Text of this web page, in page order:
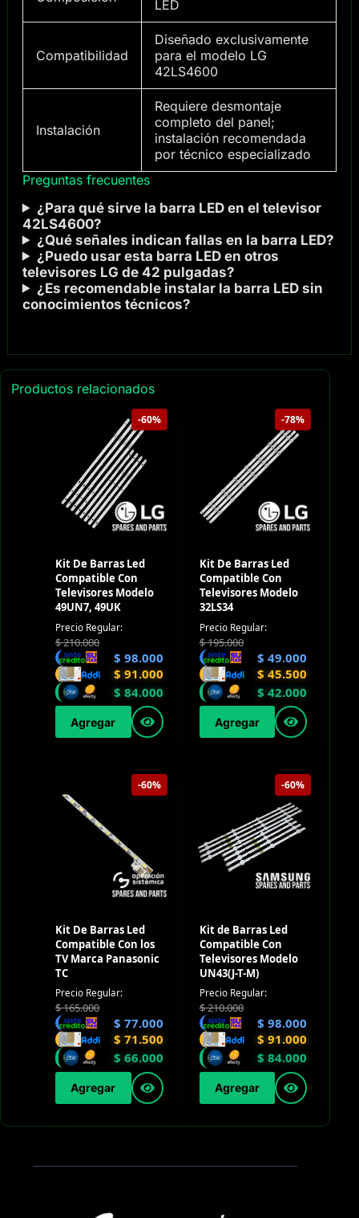
LED
Compatibilidad
Diseñado exclusivamente
para el modelo LG
42LS4600
Instalación
Requiere desmontaje
completo del panel;
instalación recomendada
por técnico especializado
Preguntas frecuentes
¿Para qué sirve la barra LED en el televisor
42LS4600?
¿Qué señales indican fallas en la barra LED?
¿Puedo usar esta barra LED en otros
televisores LG de 42 pulgadas?
¿Es recomendable instalar la barra LED sin
conocimientos técnicos?
Productos relacionados
-60%
Kit De Barras Led
Compatible Con
Televisores Modelo
49UN7, 49UK
Precio Regular:
$210.000
$ 98.000
$ 91.000
$ 84.000
Agregar
-78%
Kit De Barras Led
Compatible Con
Televisores Modelo
32LS34
Precio Regular:
$195.000
$ 49.000
$ 45.500
$ 42.000
Agregar
-60%
Kit De Barras Led
Compatible Con los
TV Marca Panasonic
TC
Precio Regular:
$165.000
$ 77.000
$ 71.500
$ 66.000
Agregar
-60%
Kit de Barras Led
Compatible Con
Televisores Modelo
UN43(J-T-M)
Precio Regular:
$210.000
$ 98.000
$ 91.000
$ 84.000
Agregar